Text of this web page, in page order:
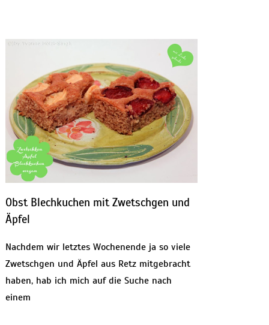
Obst Blechkuchen mit Zwetschgen und
Äpfel
Nachdem wir letztes Wochenende ja so viele
Zwetschgen und Äpfel aus Retz mitgebracht
haben, hab ich mich auf die Suche nach
einem